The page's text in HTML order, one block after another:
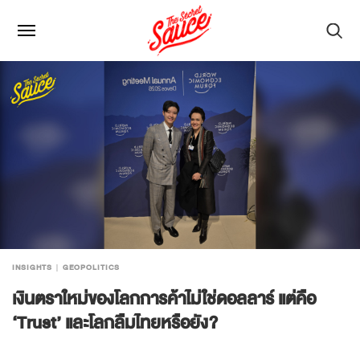
INSIGHTS GEOPOLITICS
เงินตราใหม่ของโลกการค้าไม่ใช่ดอลลาร์ แต่คือ
‘Trust’ และโลกลืมไทยหรือยัง?